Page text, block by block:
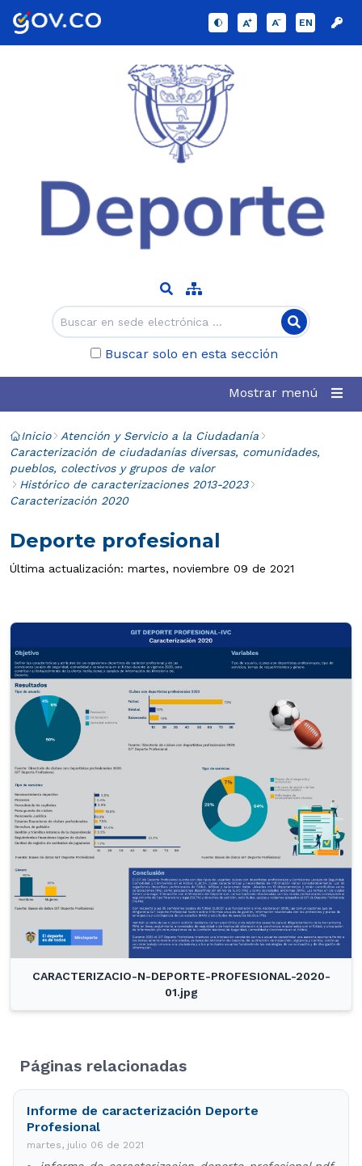
EN
Buscar solo en esta sección
Mostrar menú
Inicio
Atención y Servicio a la Ciudadanía
Caracterización de ciudadanías diversas, comunidades,
pueblos, colectivos y grupos de valor
Histórico de caracterizaciones 2013-2023
Caracterización 2020
Deporte profesional
Última actualización: martes, noviembre 09 de 2021
CARACTERIZACIO-N-DEPORTE-PROFESIONAL-2020-
01.jpg
Páginas relacionadas
Informe de caracterización Deporte
Profesional
martes, julio 06 de 2021